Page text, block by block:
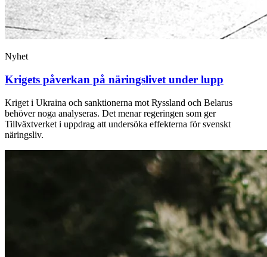
Nyhet
Krigets påverkan på näringslivet under lupp
Kriget i Ukraina och sanktionerna mot Ryssland och Belarus
behöver noga analyseras. Det menar regeringen som ger
Tillväxtverket i uppdrag att undersöka effekterna för svenskt
näringsliv.